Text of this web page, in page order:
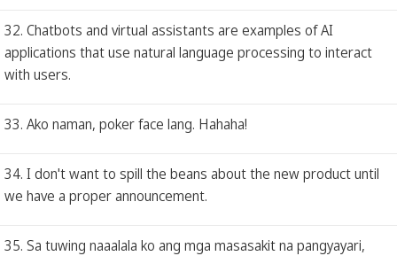
32. Chatbots and virtual assistants are examples of AI
applications that use natural language processing to interact
with users.
33. Ako naman, poker face lang. Hahaha!
34. I don't want to spill the beans about the new product until
we have a proper announcement.
35. Sa tuwing naaalala ko ang mga masasakit na pangyayari,